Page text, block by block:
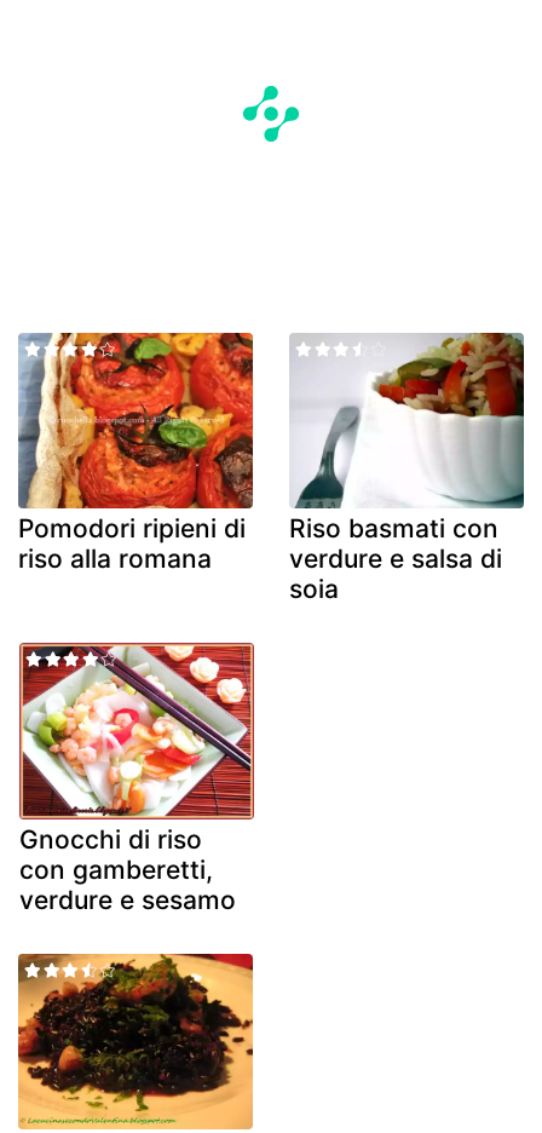
Pomodori ripieni di
riso alla romana
Riso basmati con
verdure e salsa di
soia
Gnocchi di riso
con gamberetti,
verdure e sesamo